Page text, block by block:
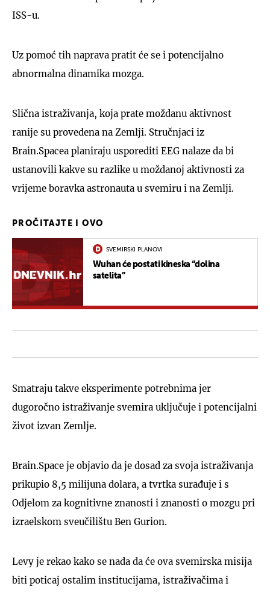
ISS-u.
Uz pomoć tih naprava pratit će se i potencijalno
abnormalna dinamika mozga.
Slična istraživanja, koja prate moždanu aktivnost
ranije su provedena na Zemlji. Stručnjaci iz
Brain.Spacea planiraju usporediti EEG nalaze da bi
ustanovili kakve su razlike u moždanoj aktivnosti za
vrijeme boravka astronauta u svemiru i na Zemlji.
PROČITAJTE I OVO
SVEMIRSKI PLANOVI
Wuhan će postati kineska “dolina
satelita”
Smatraju takve eksperimente potrebnima jer
dugoročno istraživanje svemira uključuje i potencijalni
život izvan Zemlje.
Brain.Space je objavio da je dosad za svoja istraživanja
prikupio 8,5 milijuna dolara, a tvrtka surađuje i s
Odjelom za kognitivne znanosti i znanosti o mozgu pri
izraelskom sveučilištu Ben Gurion.
Levy je rekao kako se nada da će ova svemirska misija
biti poticaj ostalim institucijama, istraživačima i